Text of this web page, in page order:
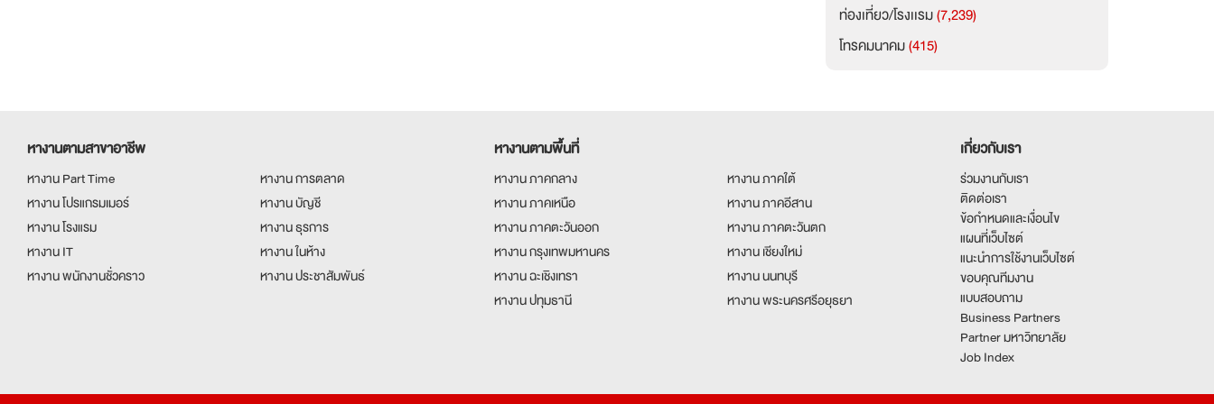
ท่องเที่ยว/โรงเเรม(7,239)
โทรคมนาคม(415)
หางานตามสาขาอาชีพ
หางาน Part Time
หางาน การตลาด
หางาน โปรแกรมเมอร์
หางาน บัญชี
หางาน โรงแรม
หางาน ธุรการ
หางาน IT
หางาน ในห้าง
หางาน พนักงานชั่วคราว
หางาน ประชาสัมพันธ์
หางานตามพื้นที่
หางาน ภาคกลาง
หางาน ภาคใต้
หางาน ภาคเหนือ
หางาน ภาคอีสาน
หางาน ภาคตะวันออก
หางาน ภาคตะวันตก
หางาน กรุงเทพมหานคร
หางาน เชียงใหม่
หางาน ฉะเชิงเทรา
หางาน นนทบุรี
หางาน ปทุมธานี
หางาน พระนครศรีอยุธยา
เกี่ยวกับเรา
ร่วมงานกับเรา
ติดต่อเรา
ข้อกำหนดและเงื่อนไข
แผนที่เว็บไซต์
แนะนำการใช้งานเว็บไซต์
ขอบคุณทีมงาน
แบบสอบถาม
Business Partners
Partner มหาวิทยาลัย
Job Index